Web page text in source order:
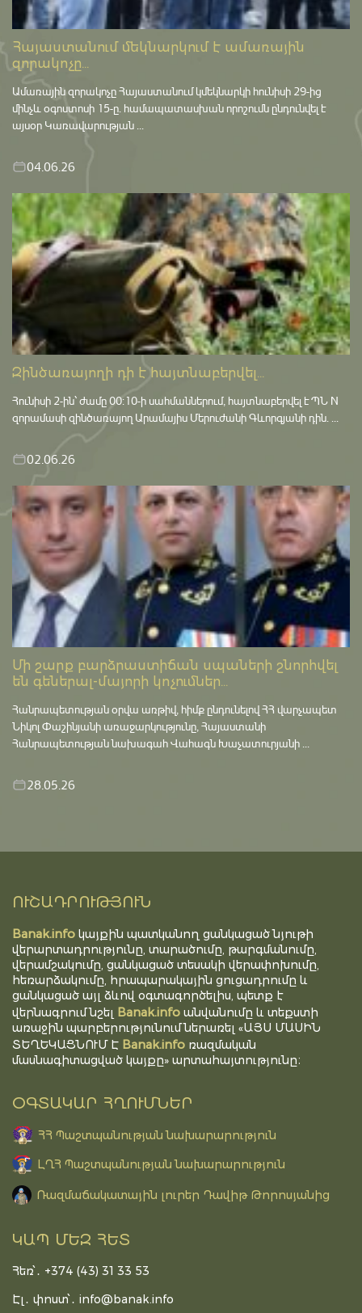
Հայաստանում մեկնարկում է ամառային
զորակոչը...
Ամառային զորակոչը Հայաստանում կմեկնարկի հունիսի 29-ից
մինչև օգոստոսի 15-ը․ համապատասխան որոշումն ընդունվել է
այսօր Կառավարության ...
04.06.26
Զինծառայողի դի է հայտնաբերվել...
Հունիսի 2-ին՝ ժամը 00:10-ի սահմաններում, հայտնաբերվել է ՊՆ N
զորամասի զինծառայող Արամայիս Մերուժանի Գևորգյանի դին. ...
02.06.26
Մի շարք բարձրաստիճան սպաների շնորհվել
են գեներալ-մայորի կոչումներ...
Հանրապետության օրվա առթիվ, հիմք ընդունելով ՀՀ վարչապետ
Նիկոլ Փաշինյանի առաջարկությունը, Հայաստանի
Հանրապետության նախագահ Վահագն Խաչատուրյանի ...
28.05.26
ՈՒՇԱԴՐՈՒԹՅՈՒՆ
Banak.info կայքին պատկանող ցանկացած նյութի
վերարտադրությունը, տարածումը, թարգմանումը,
վերամշակումը, ցանկացած տեսակի վերափոխումը,
հեռարձակումը, հրապարակային ցուցադրումը և
ցանկացած այլ ձևով օգտագործելիս, պետք է
վերնագրում նշել Banak.info անվանումը և տեքստի
առաջին պարբերությունում ներառել «ԱՅՍ ՄԱՍԻՆ
ՏԵՂԵԿԱՑՆՈՒՄ Է Banak.info ռազմական
մասնագիտացված կայքը» արտահայտությունը։
ՕԳՏԱԿԱՐ ՀՂՈՒՄՆԵՐ
ՀՀ Պաշտպանության նախարարություն
ԼՂՀ Պաշտպանության նախարարություն
Ռազմաճակատային լուրեր Դավիթ Թորոսյանից
ԿԱՊ ՄԵԶ ՀԵՏ
Հեռ՝․ +374 (43) 31 33 53
Էլ․ փոստ՝․ info@banak.info